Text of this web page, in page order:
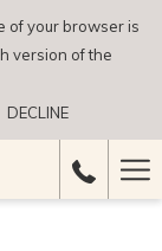
of your browser is
version of the
DECLINE